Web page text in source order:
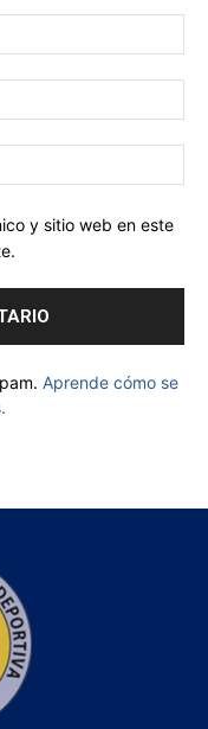
y sitio web en este
Aprende cómo se